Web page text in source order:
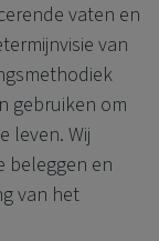
vaten en
van
gebruiken om
leven. Wij
beleggen en
van het